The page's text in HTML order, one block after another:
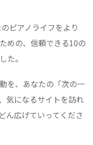
ピアノライフをより
めの、信頼できる10の
た。
を、あなたの「次の一
気になるサイトを訪れ
ん広げていってくださ